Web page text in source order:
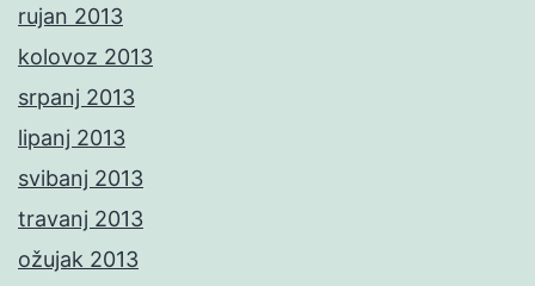
rujan 2013
kolovoz 2013
srpanj 2013
lipanj 2013
svibanj 2013
travanj 2013
ožujak 2013